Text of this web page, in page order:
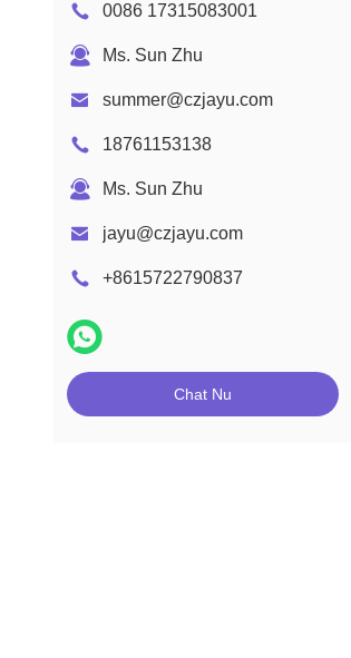
0086 17315083001
Ms. Sun Zhu
summer@czjayu.com
18761153138
Ms. Sun Zhu
jayu@czjayu.com
+8615722790837
Chat Nu